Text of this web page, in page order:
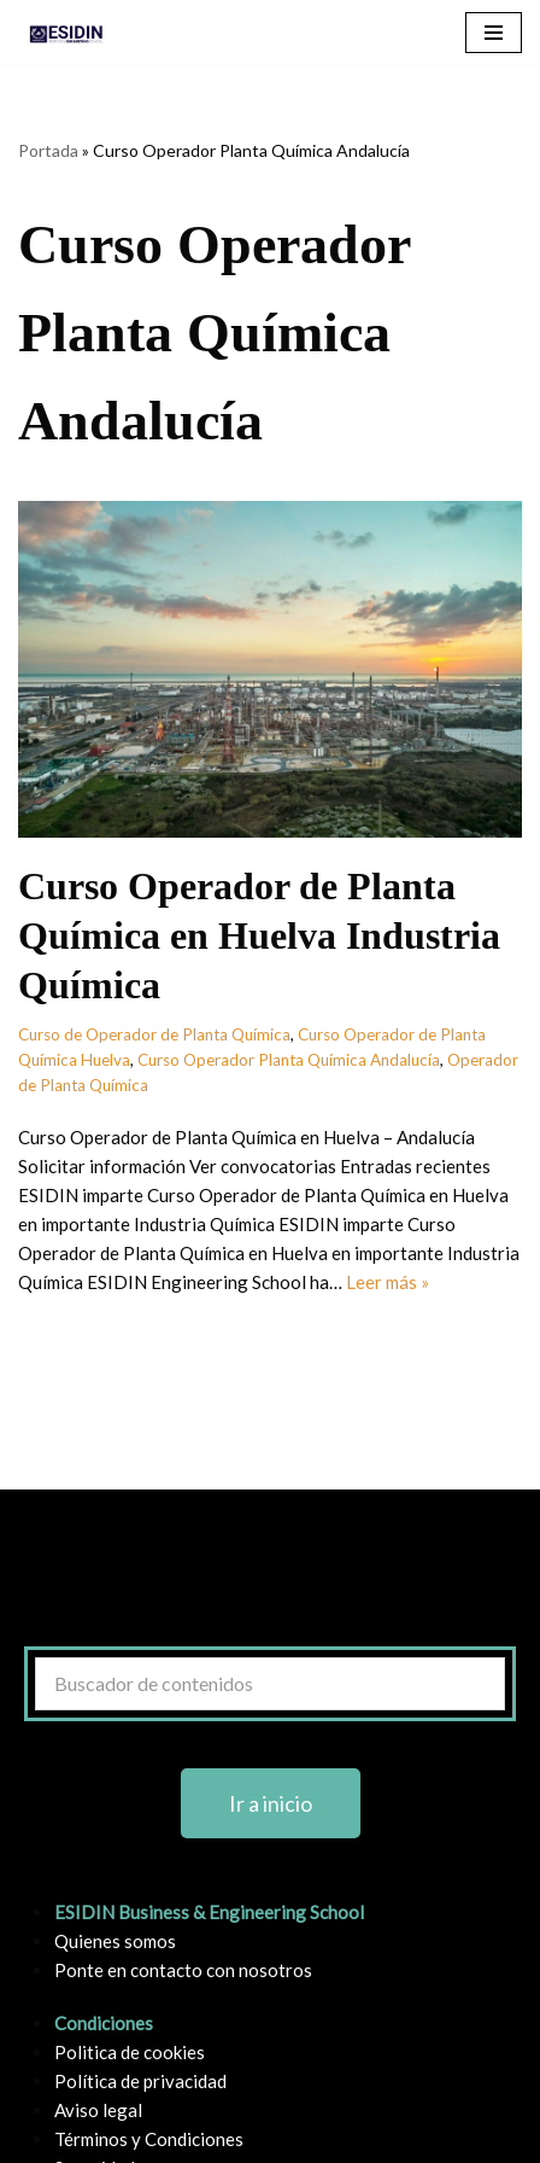
Portada » Curso Operador Planta Química Andalucía
Curso Operador
Planta Química
Andalucía
Curso Operador de Planta
Química en Huelva Industria
Química
Curso de Operador de Planta Química, Curso Operador de Planta
Química Huelva, Curso Operador Planta Química Andalucía, Operador
de Planta Química
Curso Operador de Planta Química en Huelva – Andalucía
Solicitar información Ver convocatorias Entradas recientes
ESIDIN imparte Curso Operador de Planta Química en Huelva
en importante Industria Química ESIDIN imparte Curso
Operador de Planta Química en Huelva en importante Industria
Química ESIDIN Engineering School ha… Leer más »
Ir a inicio
ESIDIN Business & Engineering School
Quienes somos
Ponte en contacto con nosotros
Condiciones
Politica de cookies
Política de privacidad
Aviso legal
Términos y Condiciones